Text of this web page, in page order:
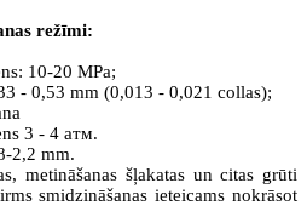
režīmi:
10-20 MPa;
- 0,53 mm (0,013 - 0,021 collas);
3 - 4 атм.
2,2 mm.
metināšanas šļakatas un citas grūti
smidzināšanas ieteicams nokrāsot